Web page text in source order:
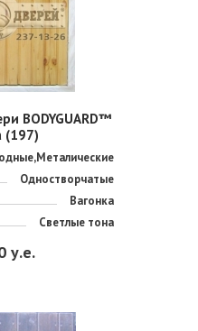
BODYGUARD™
(197)
Одностворчатые
Вагонка
Светлые тона
у.е.